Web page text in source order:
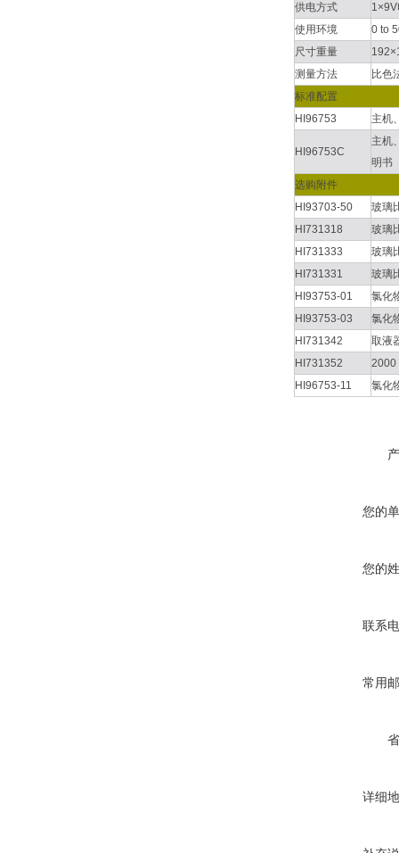
供电方式
使用环境
0 to
尺寸重量
测量方法
比色
标准配置
HI96753
主机
HI96753C
主机
明书
选购附件
HI93703-50
玻璃
HI731318
玻璃
HI731333
玻璃
HI731331
玻璃
HI93753-01
氯化
HI93753-03
氯化
HI731342
取液
HI731352
2000
HI96753-11
氯化
您的
您的
联系
常用
详细